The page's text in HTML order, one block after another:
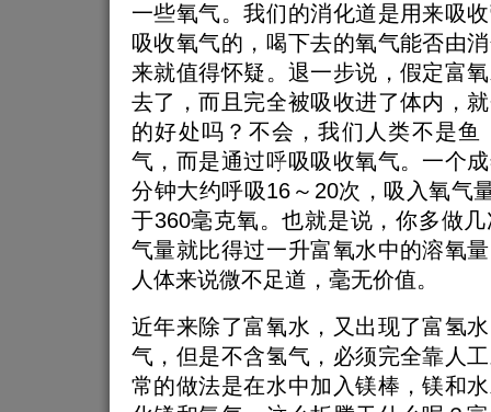
一些氧气。我们的消化道是用来吸
吸收氧气的，喝下去的氧气能否由
来就值得怀疑。退一步说，假定富
去了，而且完全被吸收进了体内，
的好处吗？不会，我们人类不是鱼
气，而是通过呼吸吸收氧气。一个
分钟大约呼吸16～20次，吸入氧气
于360毫克氧。也就是说，你多做
气量就比得过一升富氧水中的溶氧
人体来说微不足道，毫无价值。
近年来除了富氧水，又出现了富氢
气，但是不含氢气，必须完全靠人
常的做法是在水中加入镁棒，镁和